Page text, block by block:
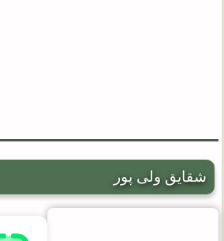
شقایق ولی پور